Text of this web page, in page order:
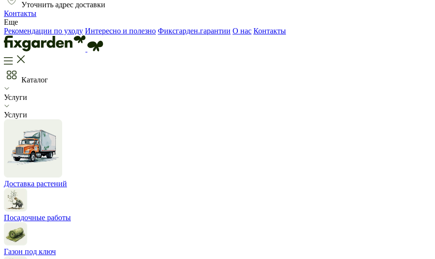
Уточнить адрес доставки
Контакты
Еще
Рекомендации по уходу Интересно и полезно Фиксгарден.гарантии О нас Контакты
Каталог
Услуги
Услуги
Доставка растений
Посадочные работы
Газон под ключ